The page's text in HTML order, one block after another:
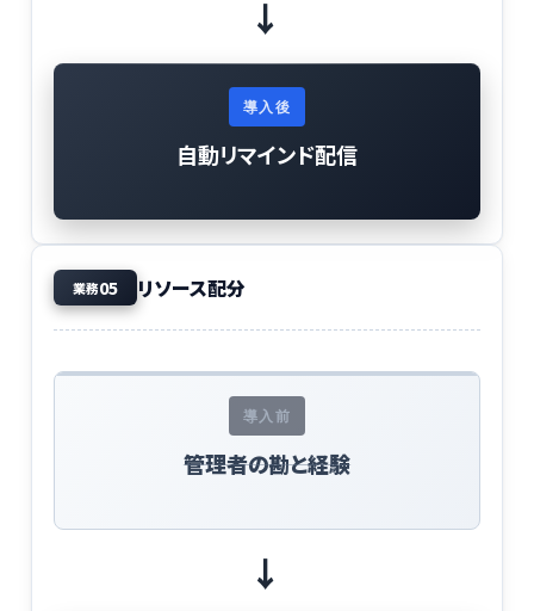
→
導入後
自動リマインド配信
業務05 リソース配分
導入前
管理者の勘と経験
→